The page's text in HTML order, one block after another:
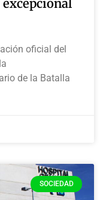
oficial del
de la Batalla
SOCIEDAD